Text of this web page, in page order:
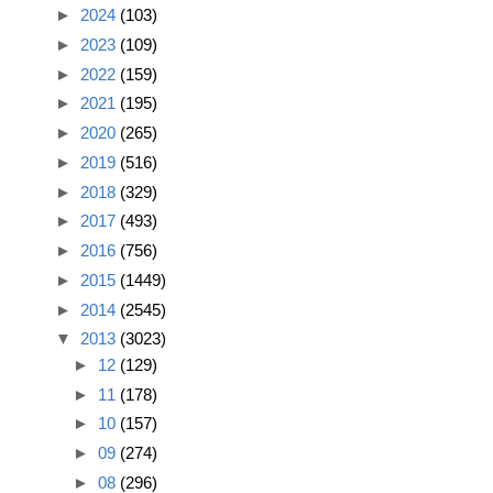
► 2024 (103)
► 2023 (109)
► 2022 (159)
► 2021 (195)
► 2020 (265)
► 2019 (516)
► 2018 (329)
► 2017 (493)
► 2016 (756)
► 2015 (1449)
► 2014 (2545)
▼ 2013 (3023)
► 12 (129)
► 11 (178)
► 10 (157)
► 09 (274)
► 08 (296)